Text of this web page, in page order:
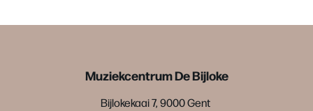
Muziekcentrum De Bijloke
Bijlokekaai 7, 9000 Gent